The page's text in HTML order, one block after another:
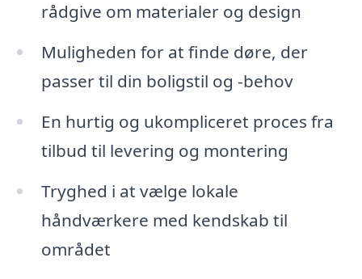
rådgive om materialer og design
Muligheden for at finde døre, der
passer til din boligstil og -behov
En hurtig og ukompliceret proces fra
tilbud til levering og montering
Tryghed i at vælge lokale
håndværkere med kendskab til
området